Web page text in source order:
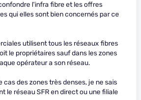
l'infra fibre et les offres
qui elles sont bien concernés par ce
utilisent tous les réseaux fibres
le propriétaires sauf dans les zones
opérateur a son réseau.
cas des zones très denses, je ne sais
le réseau SFR en direct ou une filiale